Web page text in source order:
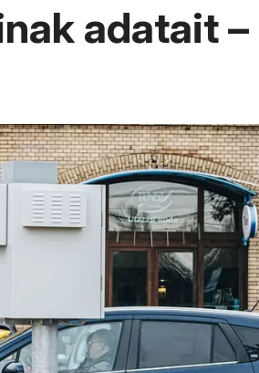
adatait –